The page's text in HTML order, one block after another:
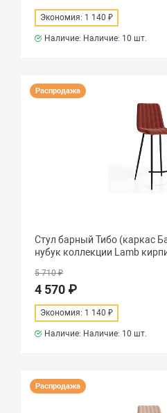
Экономия: 1 140 ₽
Наличие: Наличие: 10 шт.
Распродажа
Стул барный Тибо (каркас
нубук коллекции Lamb
5 710 ₽
4 570 ₽
Экономия: 1 140 ₽
Наличие: Наличие: 10 шт.
Распродажа